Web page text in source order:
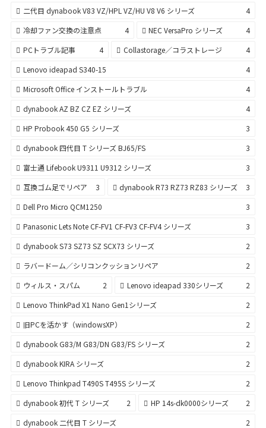
二代目 dynabook V83 VZ/HPL VZ/HU V8 V6 シリーズ
4
冷却ファン交換の注意点
4 NEC VersaPro シリーズ
4
PCトラブル記事
4 Collastorage／コラストレージ
4
Lenovo ideapad S340-15
4
Microsoft Office インストールトラブル
4
dynabook AZ BZ CZ EZ シリーズ
4
HP Probook 450 G5 シリーズ
3
dynabook 四代目 T シリーズ BJ65/FS
3
富士通 Lifebook U9311 U9312 シリーズ
3
互換ゴム足でリペア
3 dynabook R73 RZ73 RZ83 シリーズ
3
Dell Pro Micro QCM1250
3
Panasonic Lets Note CF-FV1 CF-FV3 CF-FV4 シリーズ
3
dynabook S73 SZ73 SZ SCX73 シリーズ
2
ラバードーム／シリコンクッションリペア
2
ウィルス・スパム
2 Lenovo ideapad 330シリーズ
2
Lenovo ThinkPad X1 Nano Gen1シリーズ
2
旧PCを活かす（windowsXP）
2
dynabook G83/M G83/DN G83/FS シリーズ
2
dynabook KIRA シリーズ
2
Lenovo Thinkpad T490S T495S シリーズ
2
dynabook 初代 T シリーズ
2 HP 14s-dk0000シリーズ
2
dynabook 二代目 T シリーズ
2